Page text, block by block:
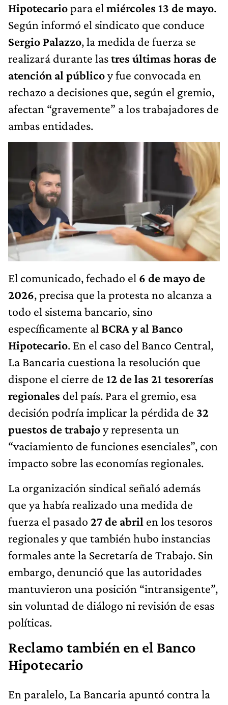
Hipotecariopara el miércoles 13 de mayo.
Según informó el sindicato que conduce
Sergio Palazzo, la medida de fuerza se
realizará durante lastres últimas horas de
atención al públicoy fue convocada en
rechazo a decisiones que, según el gremio,
afectan “gravemente” a los trabajadores de
ambas entidades.
El comunicado, fechado el 6 de mayo de
2026, precisa que la protesta no alcanza a
todo el sistema bancario, sino
específicamente al BCRA y al Banco
Hipotecario. En el caso del Banco Central,
La Bancaria cuestiona la resolución que
dispone el cierre de 12 de las 21 tesorerías
regionales del país. Para el gremio, esa
decisión podría implicar la pérdida de 32
puestos de trabajoy representa un
“vaciamiento de funciones esenciales”, con
impacto sobre las economías regionales.
La organización sindical señaló además
que ya había realizado una medida de
fuerza el pasado 27 de abril en los tesoros
regionales y que también hubo instancias
formales ante la Secretaría de Trabajo. Sin
embargo, denunció que las autoridades
mantuvieron una posición “intransigente”,
sin voluntad de diálogo ni revisión de esas
políticas.
Reclamo también en el Banco
Hipotecario
En paralelo, La Bancaria apuntó contra la